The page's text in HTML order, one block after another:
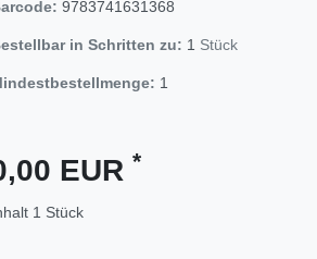
9783741631368
in Schritten zu: 1 Stück
1
EUR *
1 Stück